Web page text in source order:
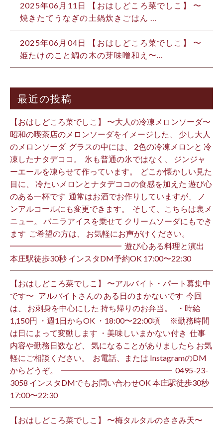
2025年06月11日
【おはしどころ菜でしこ】 〜
焼きたてうなぎの土鍋炊きごはん …
2025年06月04日
【おはしどころ菜でしこ】 〜
姫たけのこと鯛の木の芽味噌和え〜…
最近の投稿
【おはしどころ菜でしこ】 〜大人の冷凍メロンソーダ〜 ⁡
昭和の喫茶店のメロンソーダをイメージした、 少し大人
のメロンソーダ ⁡ グラスの中には、 2色の冷凍メロンと 冷
凍したナタデココ。 ⁡ 氷も普通の氷ではなく、 ジンジャ
ーエールを凍らせて作っています。 ⁡ どこか懐かしい見た
目に、 冷たいメロンとナタデココの食感を加えた 遊び心
のある一杯です ⁡ 通常はお酒でお作りしていますが、 ノ
ンアルコールにも変更できます。 ⁡ そして、こちらは裏メ
ニュー。 バニラアイスを乗せて クリームソーダにもでき
ます ⁡ ご希望の方は、 お気軽にお声がけください。 ⁡
━━━━━━━━━━━━━━ ⁡ 遊び心ある料理と演出
本庄駅徒歩30秒 インスタDM予約OK 17:00〜22:30 ⁡
【おはしどころ菜でしこ】 〜アルバイト・パート募集中
です〜 ⁡ ⁡ アルバイトさんの ある日のまかないです ⁡ 今回
は、 お刺身を中心にした 持ち帰りのお弁当。 ⁡ ⁡ ・時給
1,150円 ・週1日からOK ・18:00〜22:00頃 ※勤務時間
は日によって変動します ・美味しいまかない付き ⁡ 仕事
内容や勤務日数など、 気になることがありましたら お気
軽にご相談ください。 ⁡ お電話、または InstagramのDM
からどうぞ。 ⁡ ━━━━━━━━━━━━━━ ⁡ ️0495-23-
3058 インスタDMでもお問い合わせOK 本庄駅徒歩30秒
17:00〜22:30 ⁡
【おはしどころ菜でしこ】 〜梅タルタルのささみ天〜 ⁡